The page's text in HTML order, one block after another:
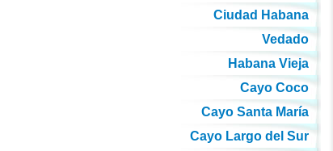
Ciudad Habana
Vedado
Habana Vieja
Cayo Coco
Cayo Santa María
Cayo Largo del Sur